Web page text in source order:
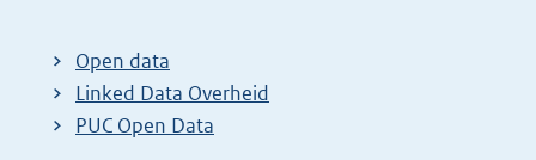
t
e
r
Open data
Linked Data Overheid
PUC Open Data